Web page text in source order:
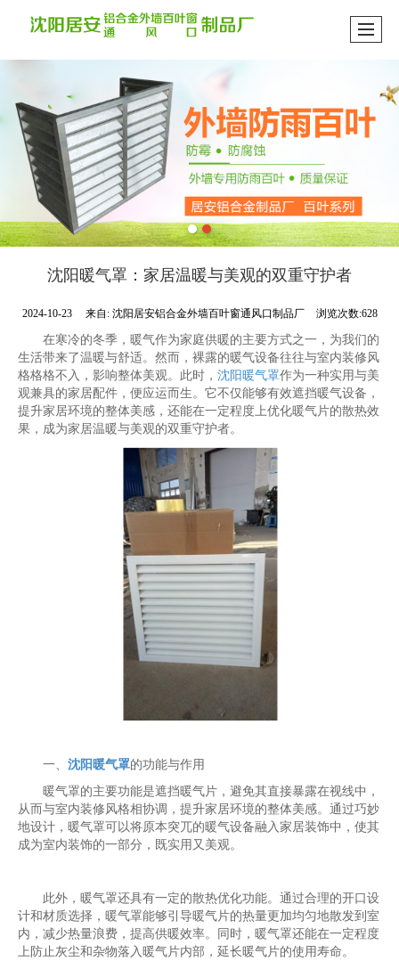
沈阳暖气罩：家居温暖与美观的双重守护者
2024-10-23 来自: 沈阳居安铝合金外墙百叶窗通风口制品厂 浏览次数:628
在寒冷的冬季，暖气作为家庭供暖的主要方式之一，为我们的
生活带来了温暖与舒适。然而，裸露的暖气设备往往与室内装修风
格格格不入，影响整体美观。此时， 沈阳暖气罩作为一种实用与美
观兼具的家居配件，便应运而生。它不仅能够有效遮挡暖气设备，
提升家居环境的整体美感，还能在一定程度上优化暖气片的散热效
果，成为家居温暖与美观的双重守护者。
一、 沈阳暖气罩的功能与作用
暖气罩的主要功能是遮挡暖气片，避免其直接暴露在视线中，
从而与室内装修风格相协调，提升家居环境的整体美感。通过巧妙
地设计，暖气罩可以将原本突兀的暖气设备融入家居装饰中，使其
成为室内装饰的一部分，既实用又美观。
此外，暖气罩还具有一定的散热优化功能。通过合理的开口设
计和材质选择，暖气罩能够引导暖气片的热量更加均匀地散发到室
内，减少热量浪费，提高供暖效率。同时，暖气罩还能在一定程度
上防止灰尘和杂物落入暖气片内部，延长暖气片的使用寿命。